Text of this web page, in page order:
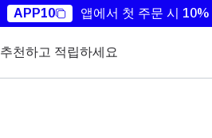
APP10 앱에서 첫 주문 시
추천하고 적립하세요